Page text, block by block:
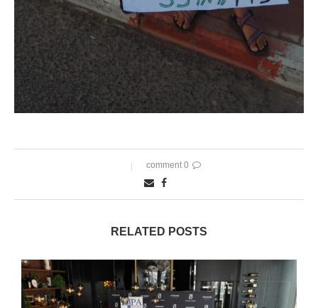
0 comment
RELATED POSTS